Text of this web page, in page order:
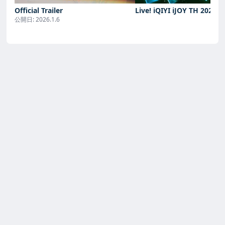
Official Trailer
公開日:2026.1.6
Live! iQIYI iJOY TH 2026